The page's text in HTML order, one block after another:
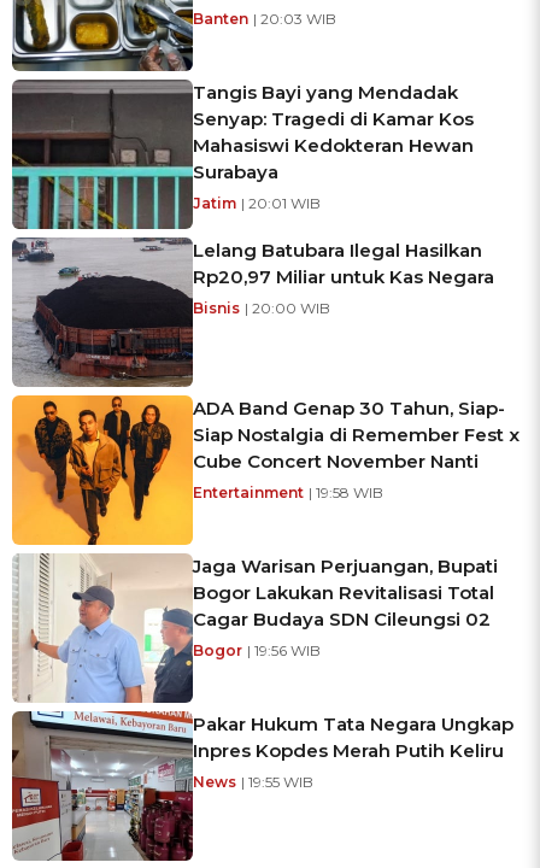
Banten | 20:03 WIB
Tangis Bayi yang Mendadak
Senyap: Tragedi di Kamar Kos
Mahasiswi Kedokteran Hewan
Surabaya
Jatim | 20:01 WIB
Lelang Batubara Ilegal Hasilkan
Rp20,97 Miliar untuk Kas Negara
Bisnis | 20:00 WIB
ADA Band Genap 30 Tahun, Siap-
Siap Nostalgia di Remember Fest x
Cube Concert November Nanti
Entertainment | 19:58 WIB
Jaga Warisan Perjuangan, Bupati
Bogor Lakukan Revitalisasi Total
Cagar Budaya SDN Cileungsi 02
Bogor | 19:56 WIB
Pakar Hukum Tata Negara Ungkap
Inpres Kopdes Merah Putih Keliru
News | 19:55 WIB